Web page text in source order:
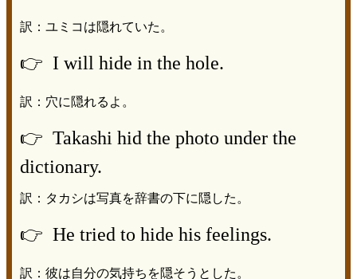
訳：ユミコは隠れていた。
👉 I will hide in the hole.
訳：穴に隠れるよ。
👉 Takashi hid the photo under the
dictionary.
訳：タカシは写真を辞書の下に隠した。
👉 He tried to hide his feelings.
訳：彼は自分の気持ちを隠そうとした。